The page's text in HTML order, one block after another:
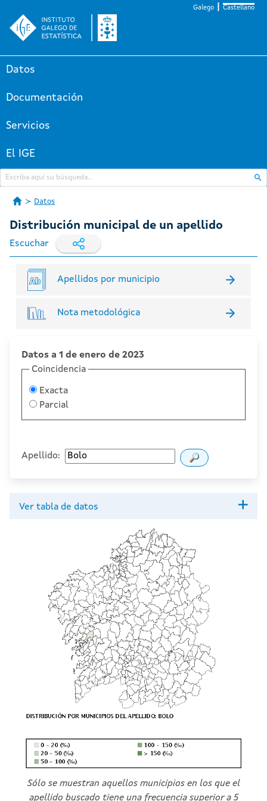
Galego Castellano
Datos
Documentación
Servicios
El IGE
Datos
Distribución municipal de un apellido
Escuchar
Apellidos por municipio
Nota metodológica
Datos a 1 de enero de 2023
Coincidencia
Exacta
Parcial
Apellido:
Ver tabla de datos
Sólo se muestran aquellos municipios en los que el
apellido buscado tiene una frecuencia superior a 5